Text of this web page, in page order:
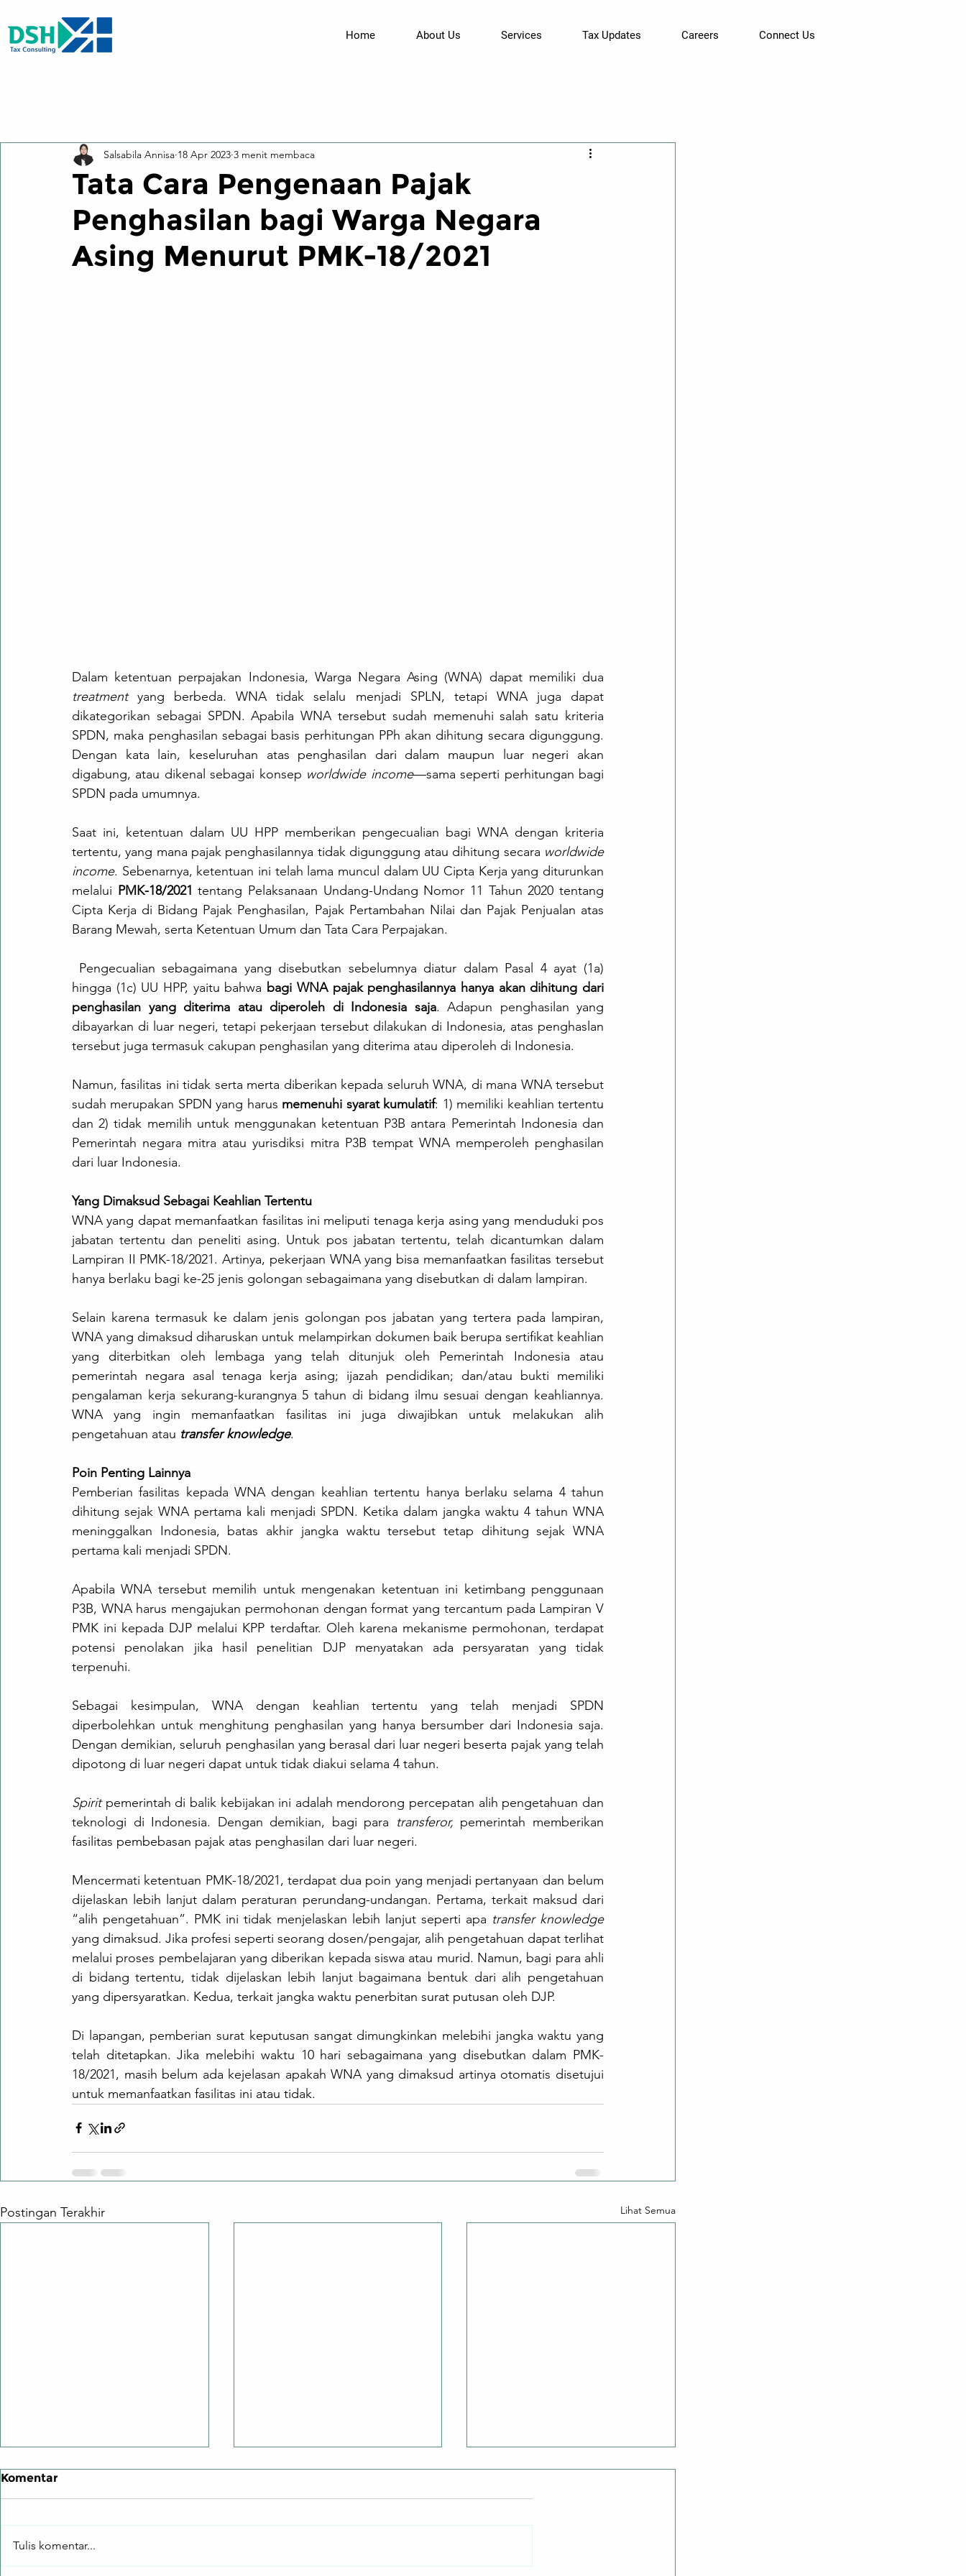
Home About Us Services Tax Updates Careers Connect Us
Tata Cara Pengenaan Pajak
Penghasilan bagi Warga Negara
Asing Menurut PMK-18/2021
Salsabila Annisa 18 Apr 2023 3 menit membaca
treatment yang berbeda. WNA tidak selalu menjadi SPLN, tetapi WNA juga dapat
dikategorikan sebagai SPDN. Apabila WNA tersebut sudah memenuhi salah satu kriteria
SPDN, maka penghasilan sebagai basis perhitungan PPh akan dihitung secara digunggung.
Dengan kata lain, keseluruhan atas penghasilan dari dalam maupun luar negeri akan
digabung, atau dikenal sebagai konsep worldwide income—sama seperti perhitungan bagi
SPDN pada umumnya.
Saat ini, ketentuan dalam UU HPP memberikan pengecualian bagi WNA dengan kriteria
tertentu, yang mana pajak penghasilannya tidak digunggung atau dihitung secara worldwide
income. Sebenarnya, ketentuan ini telah lama muncul dalam UU Cipta Kerja yang diturunkan
melalui PMK-18/2021 tentang Pelaksanaan Undang-Undang Nomor 11 Tahun 2020 tentang
Cipta Kerja di Bidang Pajak Penghasilan, Pajak Pertambahan Nilai dan Pajak Penjualan atas
Barang Mewah, serta Ketentuan Umum dan Tata Cara Perpajakan.
hingga (1c) UU HPP, yaitu bahwa bagi WNA pajak penghasilannya hanya akan dihitung dari
penghasilan yang diterima atau diperoleh di Indonesia saja. Adapun penghasilan yang
dibayarkan di luar negeri, tetapi pekerjaan tersebut dilakukan di Indonesia, atas penghaslan
tersebut juga termasuk cakupan penghasilan yang diterima atau diperoleh di Indonesia.
Namun, fasilitas ini tidak serta merta diberikan kepada seluruh WNA, di mana WNA tersebut
sudah merupakan SPDN yang harus memenuhi syarat kumulatif: 1) memiliki keahlian tertentu
dan 2) tidak memilih untuk menggunakan ketentuan P3B antara Pemerintah Indonesia dan
Pemerintah negara mitra atau yurisdiksi mitra P3B tempat WNA memperoleh penghasilan
dari luar Indonesia.
Yang Dimaksud Sebagai Keahlian Tertentu
WNA yang dapat memanfaatkan fasilitas ini meliputi tenaga kerja asing yang menduduki pos
jabatan tertentu dan peneliti asing. Untuk pos jabatan tertentu, telah dicantumkan dalam
Lampiran II PMK-18/2021. Artinya, pekerjaan WNA yang bisa memanfaatkan fasilitas tersebut
hanya berlaku bagi ke-25 jenis golongan sebagaimana yang disebutkan di dalam lampiran.
Selain karena termasuk ke dalam jenis golongan pos jabatan yang tertera pada lampiran,
WNA yang dimaksud diharuskan untuk melampirkan dokumen baik berupa sertifikat keahlian
yang diterbitkan oleh lembaga yang telah ditunjuk oleh Pemerintah Indonesia atau
pemerintah negara asal tenaga kerja asing; ijazah pendidikan; dan/atau bukti memiliki
pengalaman kerja sekurang-kurangnya 5 tahun di bidang ilmu sesuai dengan keahliannya.
WNA yang ingin memanfaatkan fasilitas ini juga diwajibkan untuk melakukan alih
pengetahuan atau transfer knowledge.
Poin Penting Lainnya
Pemberian fasilitas kepada WNA dengan keahlian tertentu hanya berlaku selama 4 tahun
dihitung sejak WNA pertama kali menjadi SPDN. Ketika dalam jangka waktu 4 tahun WNA
meninggalkan Indonesia, batas akhir jangka waktu tersebut tetap dihitung sejak WNA
pertama kali menjadi SPDN.
Apabila WNA tersebut memilih untuk mengenakan ketentuan ini ketimbang penggunaan
P3B, WNA harus mengajukan permohonan dengan format yang tercantum pada Lampiran V
PMK ini kepada DJP melalui KPP terdaftar. Oleh karena mekanisme permohonan, terdapat
potensi penolakan jika hasil penelitian DJP menyatakan ada persyaratan yang tidak
terpenuhi.
Sebagai kesimpulan, WNA dengan keahlian tertentu yang telah menjadi SPDN
diperbolehkan untuk menghitung penghasilan yang hanya bersumber dari Indonesia saja.
Dengan demikian, seluruh penghasilan yang berasal dari luar negeri beserta pajak yang telah
dipotong di luar negeri dapat untuk tidak diakui selama 4 tahun.
Spirit pemerintah di balik kebijakan ini adalah mendorong percepatan alih pengetahuan dan
teknologi di Indonesia. Dengan demikian, bagi para transferor, pemerintah memberikan
fasilitas pembebasan pajak atas penghasilan dari luar negeri.
Mencermati ketentuan PMK-18/2021, terdapat dua poin yang menjadi pertanyaan dan belum
dijelaskan lebih lanjut dalam peraturan perundang-undangan. Pertama, terkait maksud dari
“alih pengetahuan”. PMK ini tidak menjelaskan lebih lanjut seperti apa transfer knowledge
yang dimaksud. Jika profesi seperti seorang dosen/pengajar, alih pengetahuan dapat terlihat
melalui proses pembelajaran yang diberikan kepada siswa atau murid. Namun, bagi para ahli
di bidang tertentu, tidak dijelaskan lebih lanjut bagaimana bentuk dari alih pengetahuan
yang dipersyaratkan. Kedua, terkait jangka waktu penerbitan surat putusan oleh DJP.
Di lapangan, pemberian surat keputusan sangat dimungkinkan melebihi jangka waktu yang
telah ditetapkan. Jika melebihi waktu 10 hari sebagaimana yang disebutkan dalam PMK-
18/2021, masih belum ada kejelasan apakah WNA yang dimaksud artinya otomatis disetujui
untuk memanfaatkan fasilitas ini atau tidak.
Postingan Terakhir Lihat Semua
Komentar
Tulis komentar...